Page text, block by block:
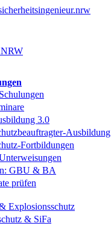
3.0
Ausbildung
Fortbildungen
GBU & BA
prüfen
Explosionsschutz
& SiFa